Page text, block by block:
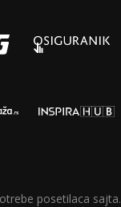
posetilaca sajta.